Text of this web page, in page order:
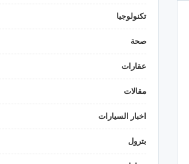
تكنولوجيا
صحة
عقارات
مقالات
اخبار السيارات
بترول